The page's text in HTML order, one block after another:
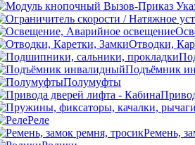
Отводки,
Подъёмник
Полумуфты
Реле
Ремень,